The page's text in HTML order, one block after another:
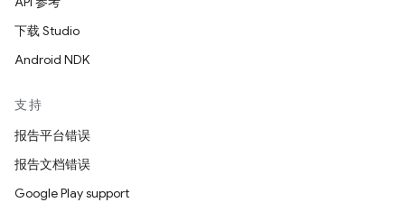
下载 Studio
Android NDK
支持
报告平台错误
报告文档错误
Google Play support